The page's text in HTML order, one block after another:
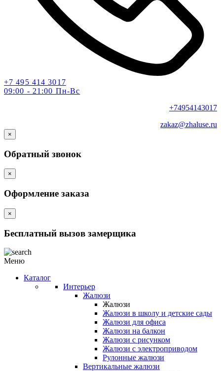
+7 495 414 3017
09:00 - 21:00 Пн-Вс
+74954143017
zakaz@zhaluse.ru
×
Обратный звонок
×
Оформление заказа
×
Бесплатный вызов замерщика
Меню
Каталог
Интерьер
Жалюзи
Жалюзи
Жалюзи в школу и детские сады
Жалюзи для офиса
Жалюзи на балкон
Жалюзи с рисунком
Жалюзи с электроприводом
Рулонные жалюзи
Вертикальные жалюзи